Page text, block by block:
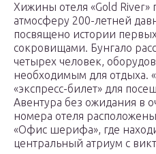
Хижины отеля «Gold River»
атмосферу 200-летней
посвящено истории
сокровищами. Бунгало
четырех человек,
необходимым для отдыха.
«экспресс-билет» для
Авентура без ожидания в
номера отеля
«Офис шерифа», где
центральный атриум с